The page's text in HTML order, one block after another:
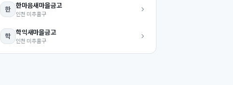
한 한마음새마을금고
인천 미추홀구
학 학익새마을금고
인천 미추홀구